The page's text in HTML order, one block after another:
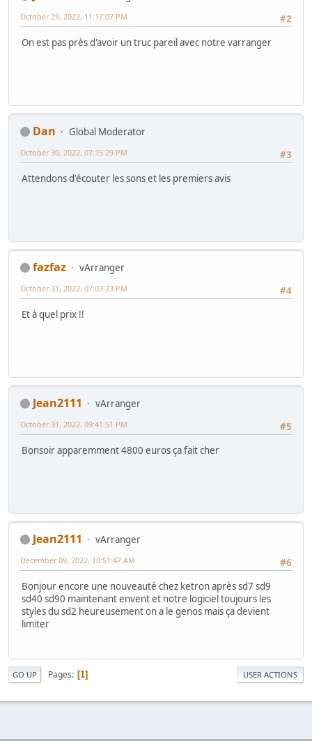
#2
October 29, 2022, 11:17:07 PM
On est pas près d'avoir un truc pareil avec notre varranger
Dan
Global Moderator
#3
October 30, 2022, 07:15:29 PM
Attendons d'écouter les sons et les premiers avis
fazfaz
vArranger
#4
October 31, 2022, 07:03:23 PM
Et à quel prix !!
Jean2111
vArranger
#5
October 31, 2022, 09:41:51 PM
Bonsoir apparemment 4800 euros ça fait cher
Jean2111
vArranger
#6
December 09, 2022, 10:51:47 AM
Bonjour encore une nouveauté chez ketron après sd7 sd9
sd40 sd90 maintenant envent et notre logiciel toujours les
styles du sd2 heureusement on a le genos mais ça devient
limiter
GO UP Pages 1 USER ACTIONS